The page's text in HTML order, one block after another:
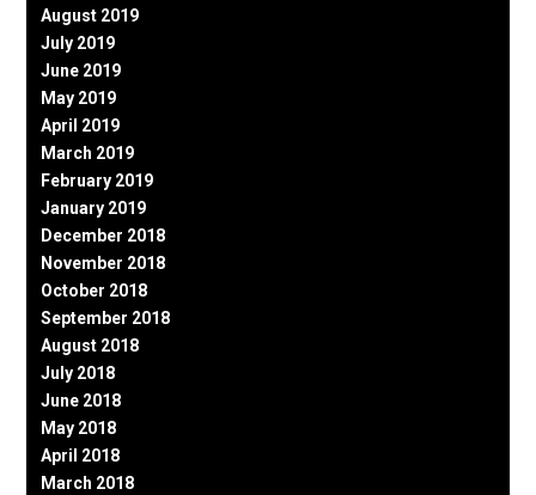
August 2019
July 2019
June 2019
May 2019
April 2019
March 2019
February 2019
January 2019
December 2018
November 2018
October 2018
September 2018
August 2018
July 2018
June 2018
May 2018
April 2018
March 2018